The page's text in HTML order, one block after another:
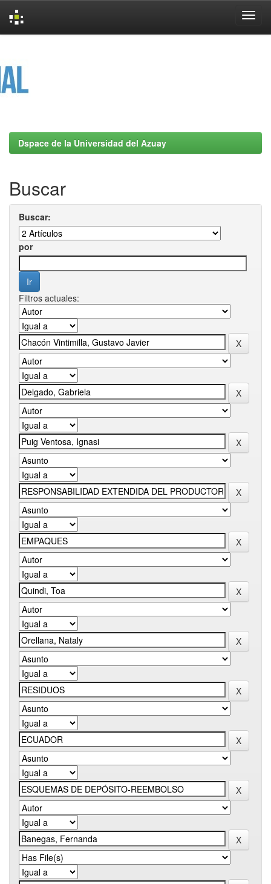
Dspace de la Universidad del Azuay
Buscar
Buscar:
por
Filtros actuales: